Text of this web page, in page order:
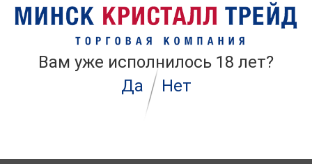
страны, которая объединяет более 162 тыс.
женщин. Она представлена во всех областных,
городских и районных центрах.
Вам уже исполнилось 18 лет?
Да
Нет